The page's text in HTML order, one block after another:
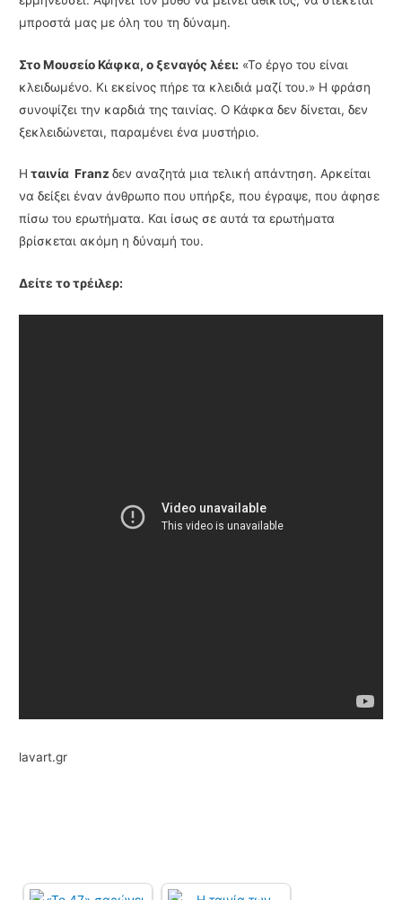
μπροστά μας με όλη του τη δύναμη.
Στο Μουσείο Κάφκα, ο ξεναγός λέει: «Το έργο του είναι
κλειδωμένο. Κι εκείνος πήρε τα κλειδιά μαζί του.» Η φράση
συνοψίζει την καρδιά της ταινίας. Ο Κάφκα δεν δίνεται, δεν
ξεκλειδώνεται, παραμένει ένα μυστήριο.
Η ταινία Franzδεν αναζητά μια τελική απάντηση. Αρκείται
να δείξει έναν άνθρωπο που υπήρξε, που έγραψε, που άφησε
πίσω του ερωτήματα. Και ίσως σε αυτά τα ερωτήματα
βρίσκεται ακόμη η δύναμή του.
Δείτε το τρέιλερ:
lavart.gr